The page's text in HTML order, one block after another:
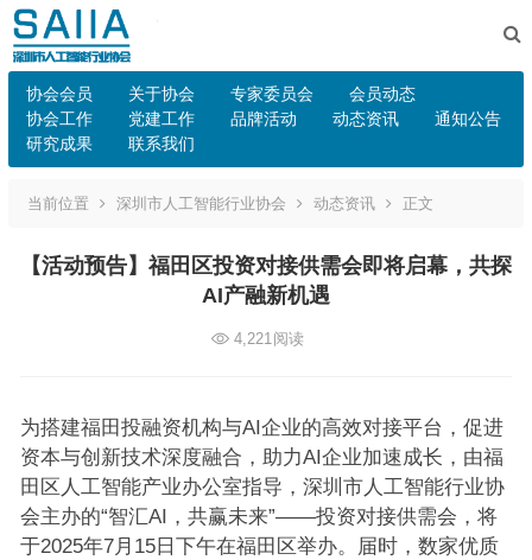
协会会员 关于协会 专家委员会
会员动态
协会工作
党建工作 品牌活动 动态资讯
通知公告
研究成果
联系我们
当前位置 深圳市人工智能行业协会 动态资讯 正文
【活动预告】福田区投资对接供需会即将启幕，共探
AI产融新机遇
4,221阅读
为搭建福田投融资机构与AI企业的高效对接平台，促进
资本与创新技术深度融合，助力AI企业加速成长，由福
田区人工智能产业办公室指导，深圳市人工智能行业协
会主办的“智汇AI，共赢未来”——投资对接供需会，将
于2025年7月15日下午在福田区举办。届时，数家优质